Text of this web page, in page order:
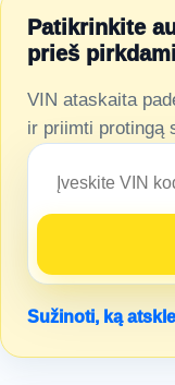
Patikrinkite
prieš pirkdami
VIN ataskaita
ir priimti protingą
Sužinoti, ką